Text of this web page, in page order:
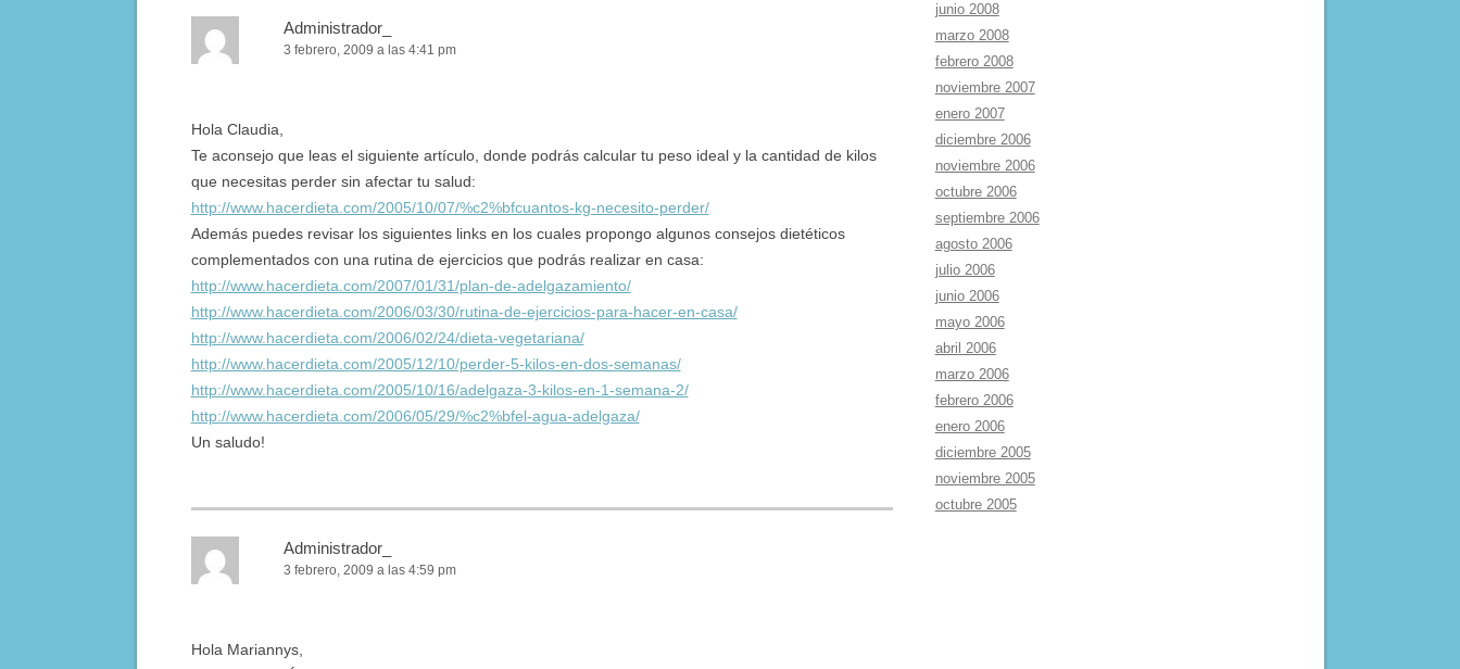
Administrador_
3 febrero, 2009 a las 4:41 pm
Hola Claudia,
Te aconsejo que leas el siguiente artículo, donde podrás calcular tu peso ideal y la cantidad de kilos
que necesitas perder sin afectar tu salud:
http://www.hacerdieta.com/2005/10/07/%c2%bfcuantos-kg-necesito-perder/
Además puedes revisar los siguientes links en los cuales propongo algunos consejos dietéticos
complementados con una rutina de ejercicios que podrás realizar en casa:
http://www.hacerdieta.com/2007/01/31/plan-de-adelgazamiento/
http://www.hacerdieta.com/2006/03/30/rutina-de-ejercicios-para-hacer-en-casa/
http://www.hacerdieta.com/2006/02/24/dieta-vegetariana/
http://www.hacerdieta.com/2005/12/10/perder-5-kilos-en-dos-semanas/
http://www.hacerdieta.com/2005/10/16/adelgaza-3-kilos-en-1-semana-2/
http://www.hacerdieta.com/2006/05/29/%c2%bfel-agua-adelgaza/
Un saludo!
Administrador_
3 febrero, 2009 a las 4:59 pm
Hola Mariannys,
junio 2008
marzo 2008
febrero 2008
noviembre 2007
enero 2007
diciembre 2006
noviembre 2006
octubre 2006
septiembre 2006
agosto 2006
julio 2006
junio 2006
mayo 2006
abril 2006
marzo 2006
febrero 2006
enero 2006
diciembre 2005
noviembre 2005
octubre 2005